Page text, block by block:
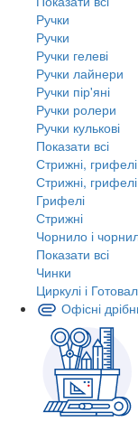
Ручки
Ручки
Ручки гелеві
Ручки лайнери
Ручки пір'яні
Ручки ролери
Ручки кулькові
Показати всі
Стрижні,
Стрижні,
Грифелі
Стрижні
Чорнило і
Показати всі
Чинки
Циркулі і
Офісні